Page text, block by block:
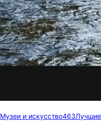
Музеи и искусство463Лучшие